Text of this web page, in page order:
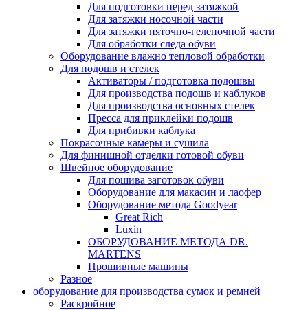
Для подготовки перед затяжкой
Для затяжки носочной части
Для затяжки пяточно-геленочной части
Для обработки следа обуви
Оборудование влажно тепловой обработки
Для подошв и стелек
Активаторы / подготовка подошвы
Для производства подошв и каблуков
Для производства основных стелек
Пресса для приклейки подошв
Для прибивки каблука
Покрасочные камеры и сушила
Для финишной отделки готовой обуви
Швейное оборудование
Для пошива заготовок обуви
Оборудование для макасин и лаофер
Оборудование метода Goodyear
Great Rich
Luxin
ОБОРУДОВАНИЕ МЕТОДА DR.
MARTENS
Прошивные машины
Разное
оборудование для производства сумок и ремней
Раскройное